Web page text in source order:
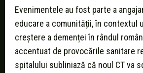
Evenimentele au fost parte a
educare a comunității, în contextul
creștere a demenței în rândul
accentuat de provocările sanitare
spitalului subliniază că noul CT va